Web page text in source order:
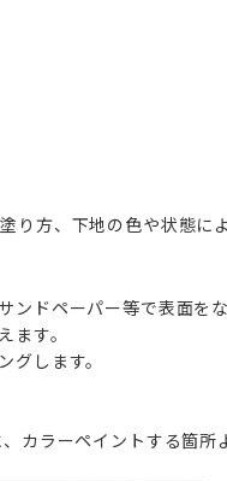
り方、下地の色や状態に
ドペーパー等で表面をな
す。
します。
カラーペイントする箇所